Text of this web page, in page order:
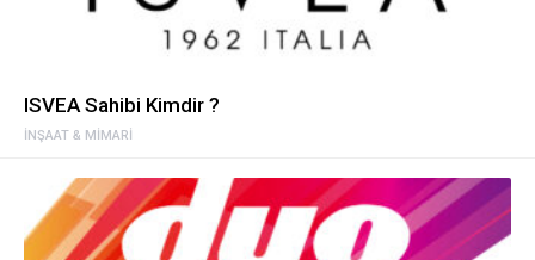
İNŞAAT & MİMARI
ISVEA Sahibi Kimdir ?